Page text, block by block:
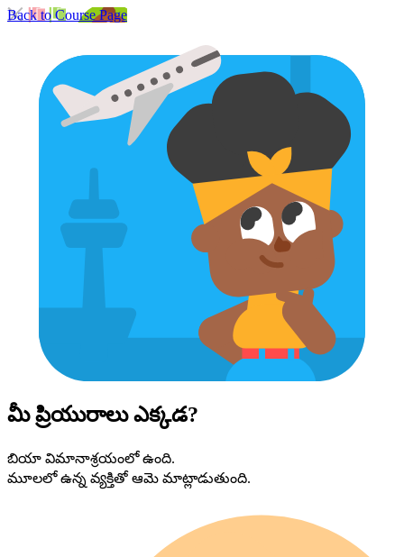
Back to Course Page
మీ ప్రియురాలు ఎక్కడ?
బియా విమానాశ్రయంలో ఉంది.
మూలలో ఉన్న వ్యక్తితో ఆమె మాట్లాడుతుంది.